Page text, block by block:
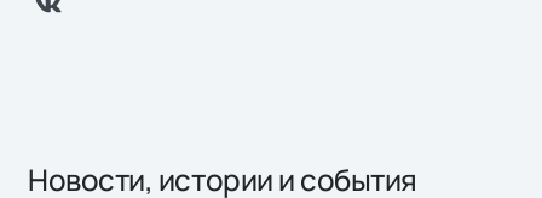
Новости, истории и события